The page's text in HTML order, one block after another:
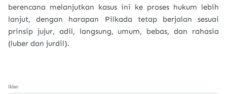
berencana melanjutkan kasus ini ke proses hukum lebih
lanjut, dengan harapan Pilkada tetap berjalan sesuai
prinsip jujur, adil, langsung, umum, bebas, dan rahasia
(luber dan jurdil).
Iklan